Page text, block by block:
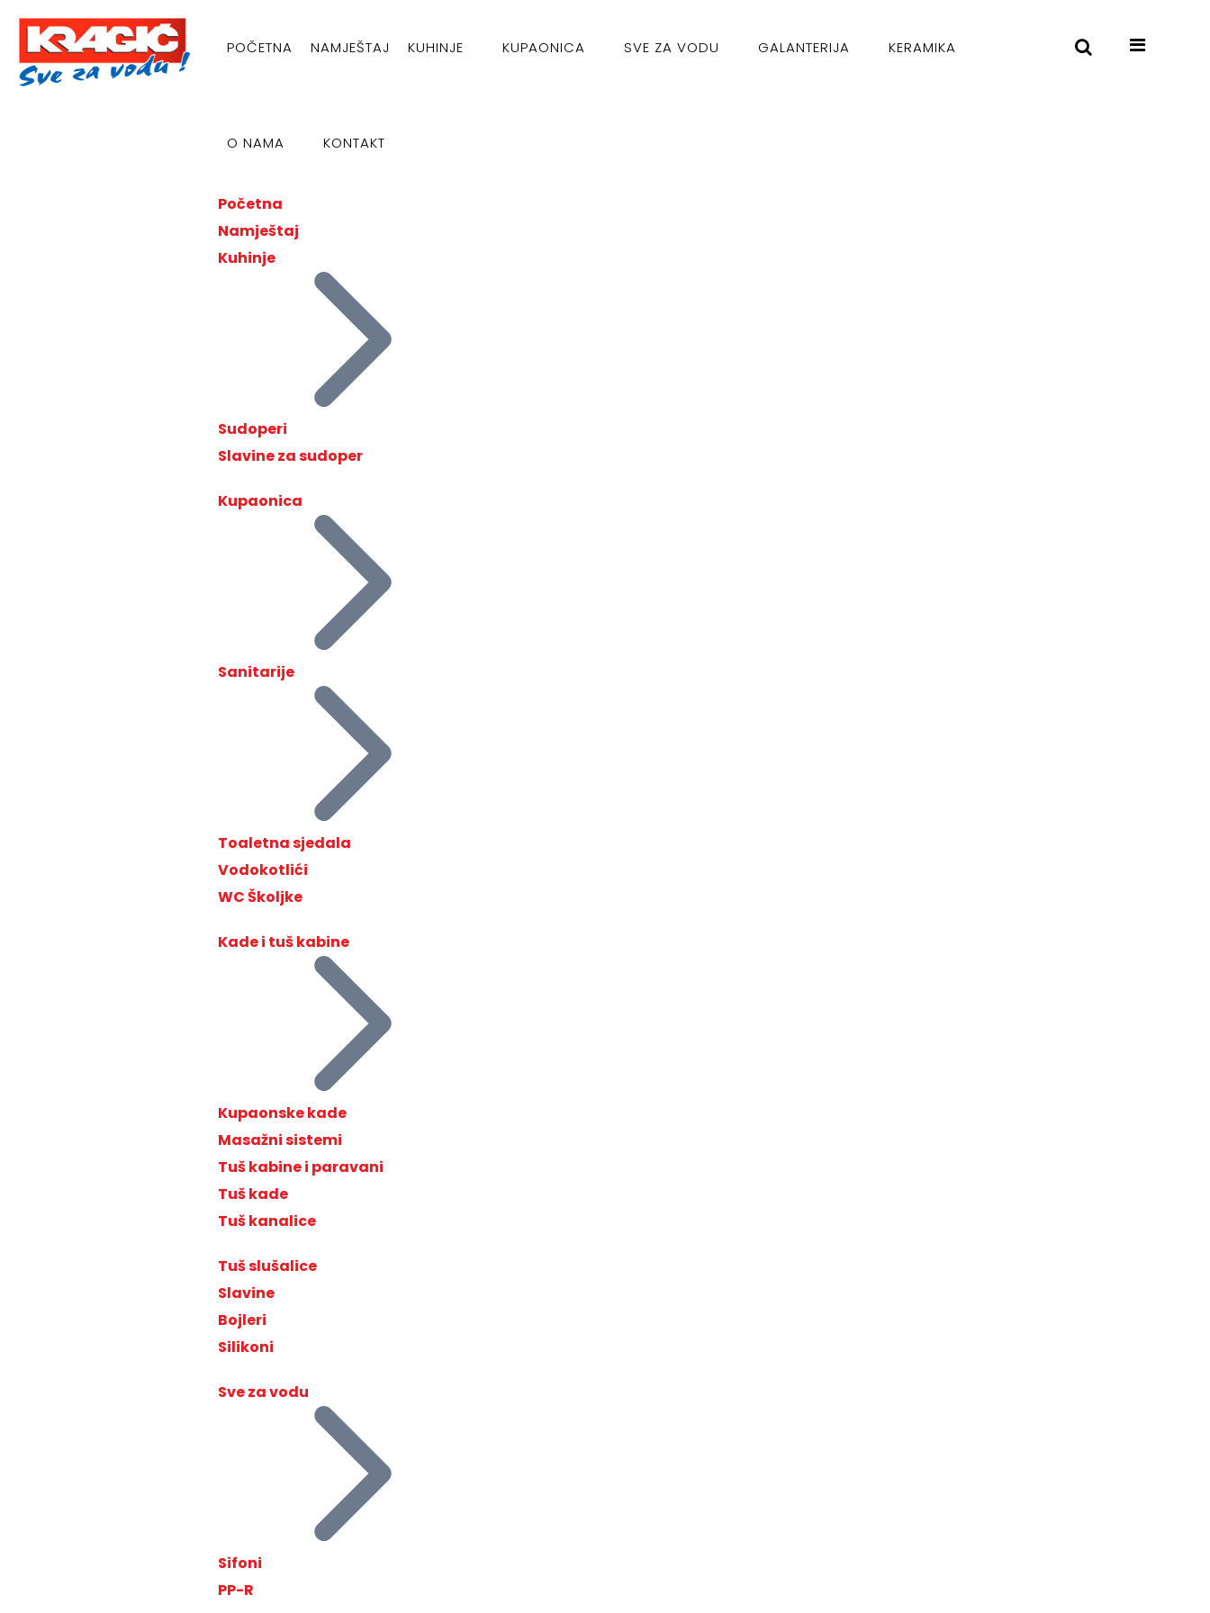
POČETNA NAMJEŠTAJ KUHINJE KUPAONICA SVE ZA VODU GALANTERIJA KERAMIKA
O NAMA KONTAKT
Početna
Namještaj
Kuhinje
Sudoperi
Slavine za sudoper
Kupaonica
Sanitarije
Toaletna sjedala
Vodokotlići
WC Školjke
Kade i tuš kabine
Kupaonske kade
Masažni sistemi
Tuš kabine i paravani
Tuš kade
Tuš kanalice
Tuš slušalice
Slavine
Bojleri
Silikoni
Sve za vodu
Sifoni
PP-R